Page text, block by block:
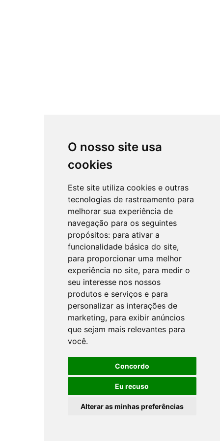
O nosso site usa
cookies
Este site utiliza cookies e outras
tecnologias de rastreamento para
melhorar sua experiência de
navegação para os seguintes
propósitos: para ativar a
funcionalidade básica do site,
para proporcionar uma melhor
experiência no site, para medir o
seu interesse nos nossos
produtos e serviços e para
personalizar as interações de
marketing, para exibir anúncios
que sejam mais relevantes para
você.
Concordo
Eu recuso
Alterar as minhas preferências